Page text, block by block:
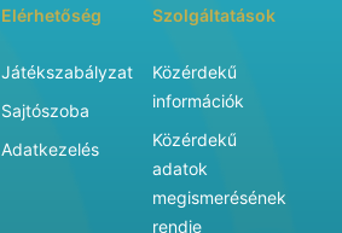
Elérhetőség
Játékszabályzat
Sajtószoba
Adatkezelés
Szolgáltatások
Közérdekű
információk
Közérdekű
adatok
megismerésének
rendje